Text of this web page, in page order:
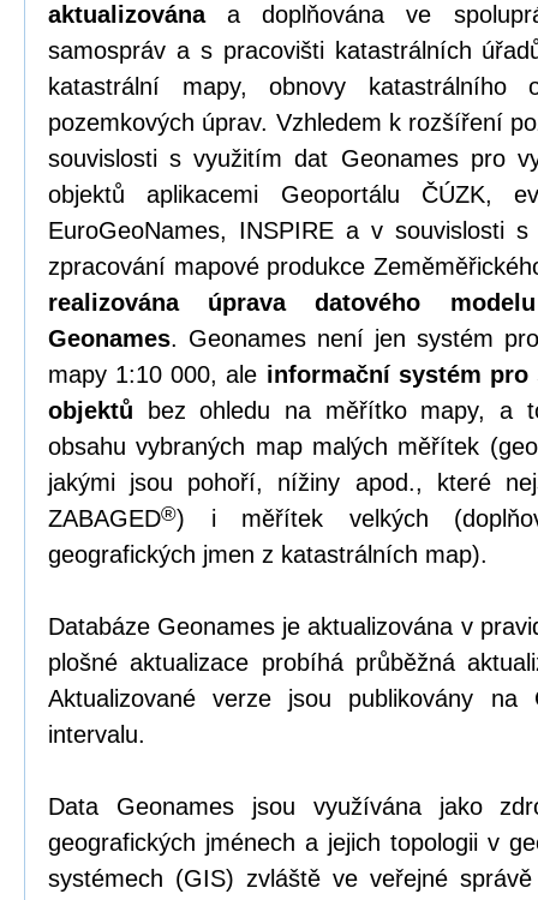
aktualizovánaa doplňována ve
samospráv a s pracovišti katastrálních
katastrální mapy, obnovy katastrálního
pozemkových úprav. Vzhledem k rozšíření
souvislosti s využitím dat Geonames pro
objektů aplikacemi Geoportálu ČÚZK,
EuroGeoNames, INSPIRE a v souvislosti s
zpracování mapové produkce
realizována úprava datového
Geonames. Geonames není jen systém
mapy 1:10 000, ale informační systém pro
objektů bez ohledu na měřítko mapy, a
obsahu vybraných map malých měřítek
jakými jsou pohoří, nížiny apod., které
ZABAGED®) i měřítek velkých
geografických jmen z katastrálních map).
Databáze Geonames je aktualizována v
plošné aktualizace probíhá průběžná
Aktualizované verze jsou publikovány na
intervalu.
Data Geonames jsou využívána jako
geografických jménech a jejich topologii v
systémech (GIS) zvláště ve veřejné